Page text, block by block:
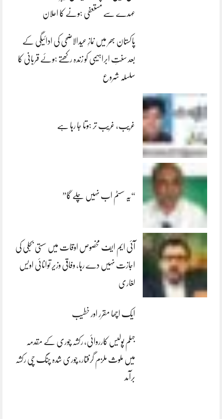
عہدے سے مستعفی ہونے کا اعلان
پاکستان بھر میں نمازِ عیدالاضحی کی ادائیگی کے
بعد سنتِ ابراہیمی کو زندہ رکھتے ہوئے قربانی کا
سلسلہ شروع
غریب، غریب تر ہوتا جا رہا ہے
“یہ سسٹم اب نہیں چلے گا”
آئی ایم ایف مخصوص اوقات میں سستی بجلی کی
اجازت نہیں دے رہا، وفاقی وزیر توانائی اویس
لغاری
ایک اچھا مقرر اور خطیب
جہلم پولیس کارروائی، رکشہ چوری کے مقدمہ
میں ملوث ملزم گرفتار، چوری شدہ چنگ چی رکشہ
برآمد